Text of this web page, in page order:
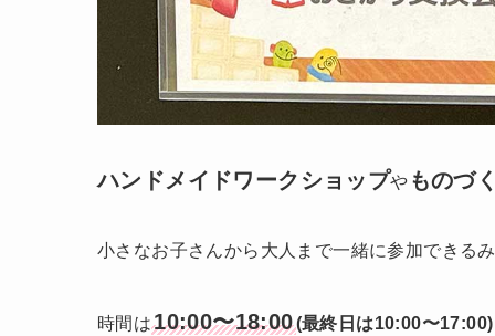
ハンドメイドワークショップや ものづ
小さなお子さんから大人まで一緒に参加できる
時間は10:00〜18:00(最終日は10:00〜